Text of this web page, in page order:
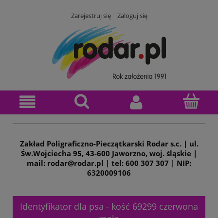
Zarejestruj się Zaloguj się
Zakład Poligraficzno-Pieczątkarski Rodar s.c. | ul.
Św.Wojciecha 95, 43-600 Jaworzno, woj. śląskie |
mail: rodar@rodar.pl | tel: 600 307 307 | NIP:
6320009106
Identyfikator dla psa - kość 69299 czerwona